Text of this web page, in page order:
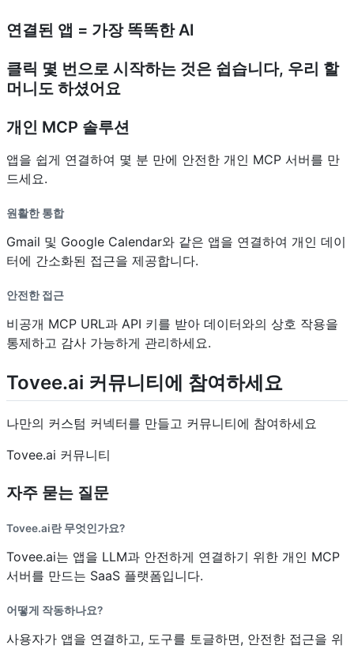
연결된 앱 = 가장 똑똑한 AI
클릭 몇 번으로 시작하는 것은 쉽습니다, 우리 할
머니도 하셨어요
개인 MCP 솔루션
앱을 쉽게 연결하여 몇 분 만에 안전한 개인 MCP 서버를 만
드세요.
원활한 통합
Gmail 및 Google Calendar와 같은 앱을 연결하여 개인 데이
터에 간소화된 접근을 제공합니다.
안전한 접근
비공개 MCP URL과 API 키를 받아 데이터와의 상호 작용을
통제하고 감사 가능하게 관리하세요.
Tovee.ai 커뮤니티에 참여하세요
나만의 커스텀 커넥터를 만들고 커뮤니티에 참여하세요
Tovee.ai 커뮤니티
자주 묻는 질문
Tovee.ai란 무엇인가요?
Tovee.ai는 앱을 LLM과 안전하게 연결하기 위한 개인 MCP
서버를 만드는 SaaS 플랫폼입니다.
어떻게 작동하나요?
사용자가 앱을 연결하고, 도구를 토글하면, 안전한 접근을 위